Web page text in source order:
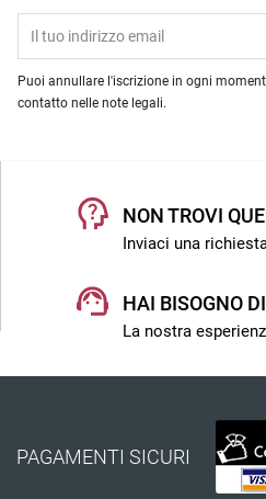
Puoi annullare l'iscrizione in ogni
contatto nelle note legali.
NON TROVI
Inviaci una
HAI BISOGNO
La nostra
PAGAMENTI SICURI